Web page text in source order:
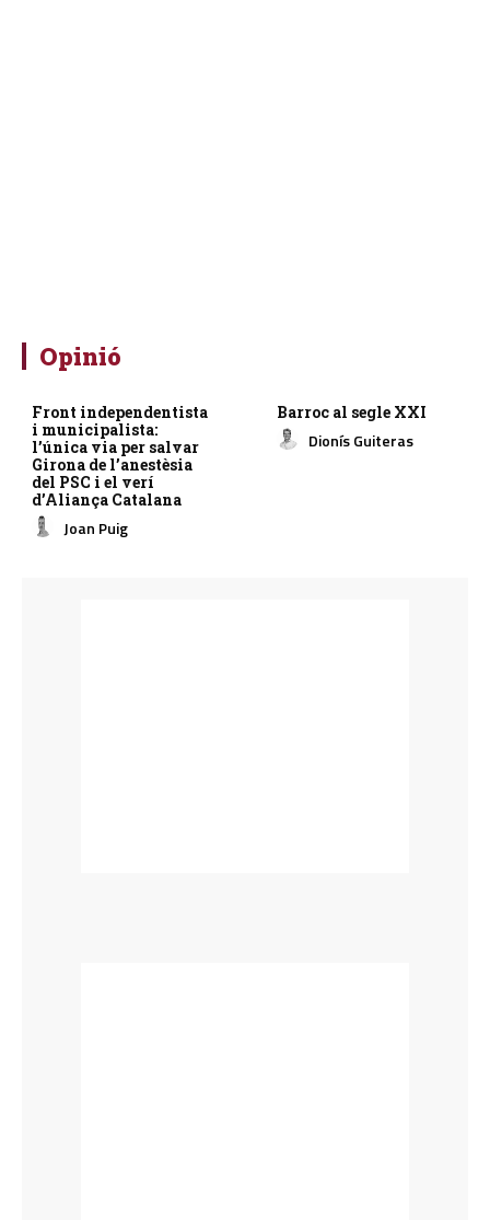
Opinió
Front independentista
i municipalista:
l’única via per salvar
Girona de l’anestèsia
del PSC i el verí
d’Aliança Catalana
Joan Puig
Barroc al segle XXI
Dionís Guiteras